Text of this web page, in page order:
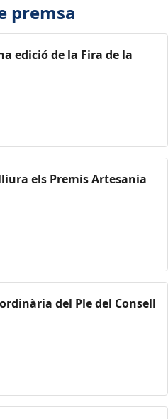
premsa
edició de la Fira de la
els Premis Artesania
del Ple del Consell